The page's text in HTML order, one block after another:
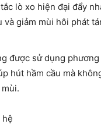
lò xo hiện đại đẩy
và giảm mùi hôi phát
được sử dụng
hút hầm cầu mà